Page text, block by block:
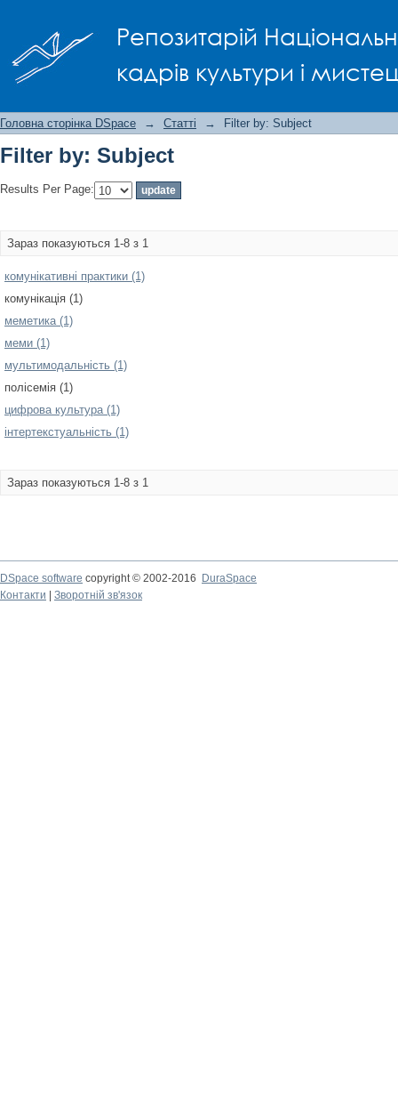
Репозитарій
кадрів культури і
Головна сторінка DSpace → Статті → Filter by: Subject
Filter by: Subject
Results Per Page:
Зараз показуються 1-8 з 1
комунікативні практики (1)
комунікація (1)
меметика (1)
меми (1)
мультимодальність (1)
полісемія (1)
цифрова культура (1)
інтертекстуальність (1)
Зараз показуються 1-8 з 1
DSpace software copyright © 2002-2016
DuraSpace
Контакти
Зворотній зв'язок